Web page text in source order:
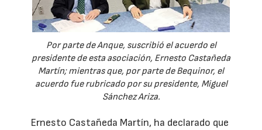
Por parte de Anque, suscribió el acuerdo el
presidente de esta asociación, Ernesto Castañeda
Martín; mientras que, por parte de Bequinor, el
acuerdo fue rubricado por su presidente, Miguel
Sánchez Ariza.
Ernesto Castañeda Martín, ha declarado que